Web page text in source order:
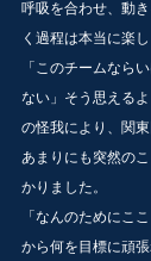
呼吸を合わせ、動
く過程は本当に楽
「このチームなら
ない」そう思える
の怪我により、関
あまりにも突然の
かりました。
「なんのためにこ
から何を目標に頑